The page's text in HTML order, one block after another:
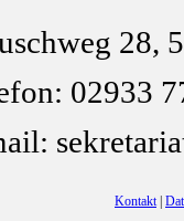
28,
02933
Kontakt|